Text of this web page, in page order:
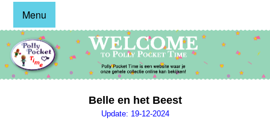
Menu
Belle en het Beest
Update: 19-12-2024